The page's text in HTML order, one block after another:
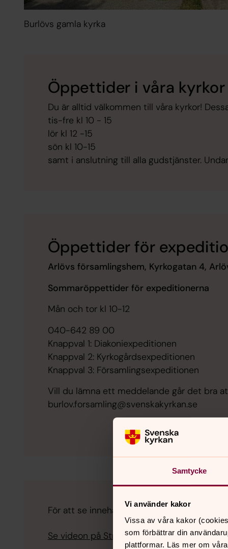
Samtycke
Vi använder kakor
Vissa av våra kakor
som förbättrar din
plattformar. Läs mer om
Burlövs gamla kyrka
Öppettider i våra kyrkor
Du är alltid välkommen till våra kyrkor!
tis-fre kl 10 - 15
lör kl 12 -15
sön kl 10-15
samt i anslutning till alla gudstjänster.
Öppettider för
Arlövs församlingshem, Kyrkogatan 4,
Sommaröppettider för expeditionerna
Mån och tor kl 10-12
040-642 89 00
Knappval 1: Diakoniexpeditionen
Knappval 2: Kyrkogårdsexpeditionen
Knappval 3: Församlingsexpeditionen
Vill du lämna ett meddelande går det bra
burlov.forsamling@svenskakyrkan.se
För att se innehållet behöver du acceptera
Se videon på Streamio i stället.